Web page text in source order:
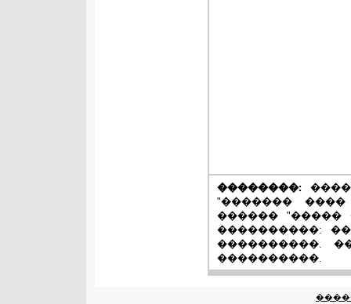
��������:
"�������
������ "�����
����������:
����������.
����������.